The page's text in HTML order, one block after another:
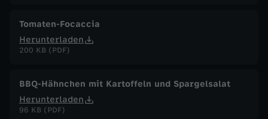
Tomaten-Focaccia
Herunterladen
200 KB (PDF)
BBQ-Hähnchen mit Kartoffeln und Spargelsalat
Herunterladen
96 KB (PDF)